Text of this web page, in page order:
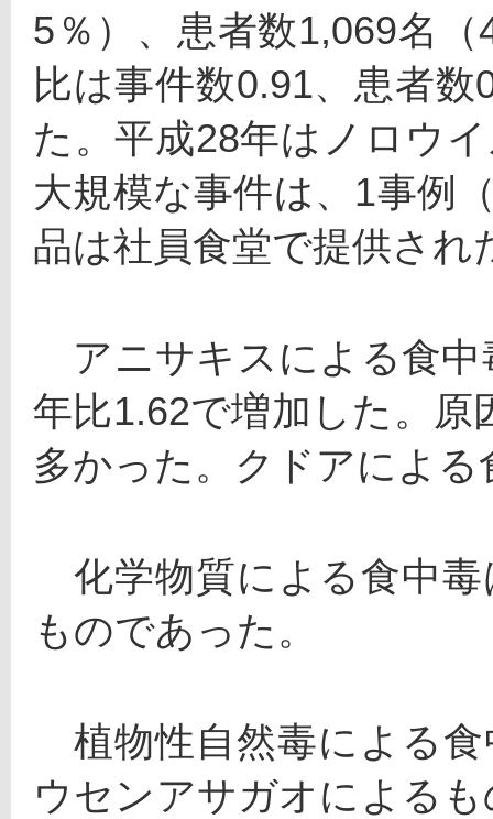
5％）、患者数1,069名
比は事件数0.91、患者
た。平成28年はノロウ
大規模な事件は、1事例
品は社員食堂で提供さ
アニサキスによる食中
年比1.62で増加した。
多かった。クドアによ
化学物質による食中
ものであった。
植物性自然毒による
ウセンアサガオによる